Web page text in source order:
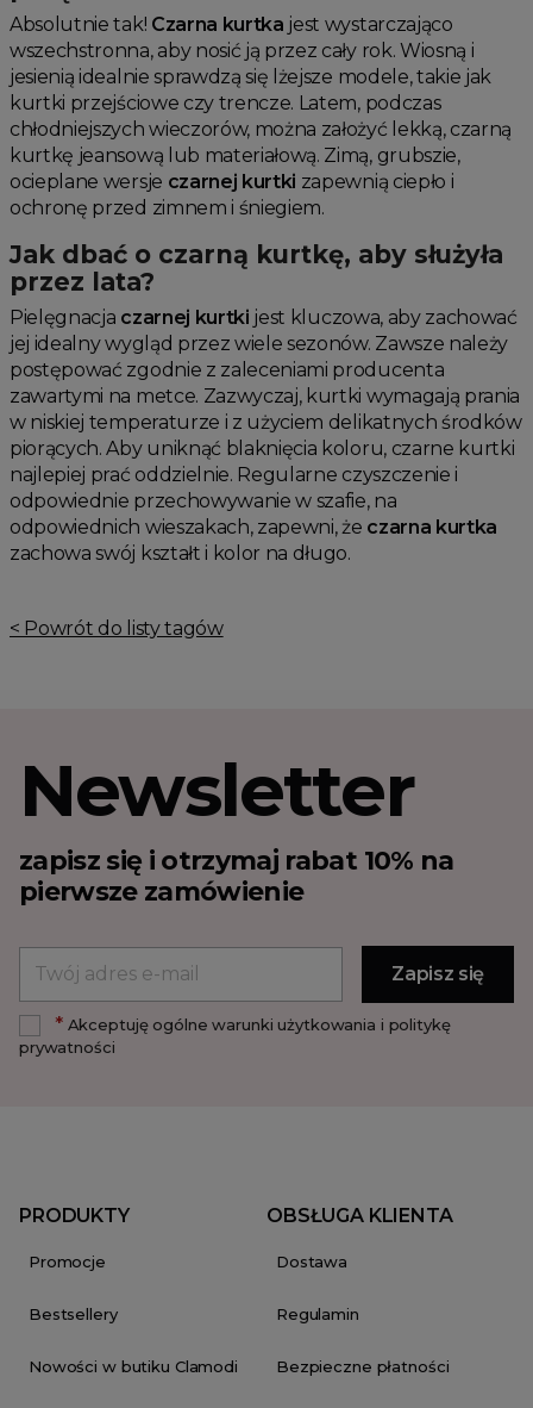
Absolutnie tak! Czarna kurtka jest wystarczająco
wszechstronna, aby nosić ją przez cały rok. Wiosną i
jesienią idealnie sprawdzą się lżejsze modele, takie jak
kurtki przejściowe czy trencze. Latem, podczas
chłodniejszych wieczorów, można założyć lekką, czarną
kurtkę jeansową lub materiałową. Zimą, grubszie,
ocieplane wersje czarnej kurtki zapewnią ciepło i
ochronę przed zimnem i śniegiem.
Jak dbać o czarną kurtkę, aby służyła
przez lata?
Pielęgnacja czarnej kurtki jest kluczowa, aby zachować
jej idealny wygląd przez wiele sezonów. Zawsze należy
postępować zgodnie z zaleceniami producenta
zawartymi na metce. Zazwyczaj, kurtki wymagają prania
w niskiej temperaturze i z użyciem delikatnych środków
piorących. Aby uniknąć blaknięcia koloru, czarne kurtki
najlepiej prać oddzielnie. Regularne czyszczenie i
odpowiednie przechowywanie w szafie, na
odpowiednich wieszakach, zapewni, że czarna kurtka
zachowa swój kształt i kolor na długo.
< Powrót do listy tagów
Newsletter
zapisz się i otrzymaj rabat 10% na
pierwsze zamówienie
*Akceptuję ogólne warunki użytkowania i politykę
prywatności
PRODUKTY
Promocje
Bestsellery
Nowości w butiku Clamodi
OBSŁUGA KLIENTA
Dostawa
Regulamin
Bezpieczne płatności